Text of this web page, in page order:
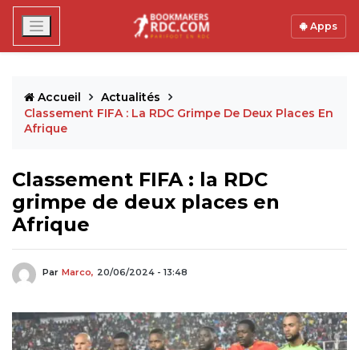
Apps
Accueil
Actualités
Classement FIFA : La RDC Grimpe De Deux Places En
Afrique
Classement FIFA : la RDC
grimpe de deux places en
Afrique
Par Marco, 20/06/2024 - 13:48